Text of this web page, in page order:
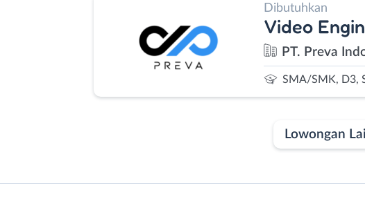
Dibutuhkan
Video
PT. Preva
SMA/SMK, D3,
Lowongan